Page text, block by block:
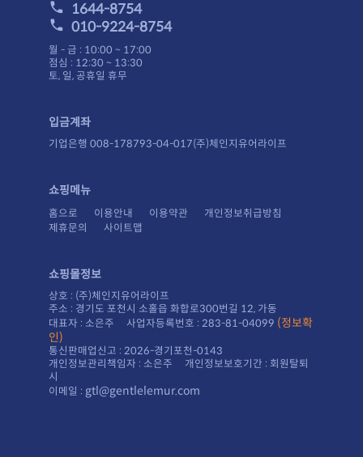
1644-8754
010-9224-8754
월 - 금 : 10:00 ~ 17:00
점심 : 12:30 ~ 13:30
토, 일, 공휴일 휴무
입금계좌
기업은행 008-178793-04-017(주)체인지유어라이프
쇼핑메뉴
홈으로 이용안내 이용약관
개인정보취급방침
제휴문의
사이트맵
쇼핑몰정보
상호 : (주)체인지유어라이프
주소 : 경기도 포천시 소홀읍 화합로300번길 12, 가동
대표자 : 소은주 사업자등록번호 : 283-81-04099
인)
통신판매업신고 : 2026-경기포천-0143
시
이메일 : gtl@gentlelemur.com